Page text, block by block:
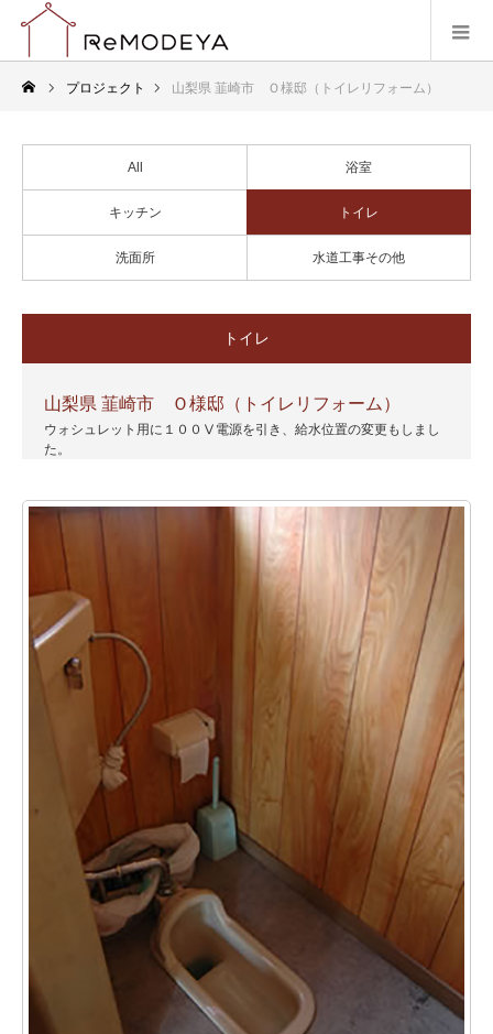
プロジェクト 山梨県 韮崎市 Ｏ様邸（トイレリフォーム）
All 浴室
キッチン トイレ
洗面所 水道工事その他
トイレ
山梨県 韮崎市 Ｏ様邸（トイレリフォーム）
ウォシュレット用に１００Ⅴ電源を引き、給水位置の変更もしまし
た。